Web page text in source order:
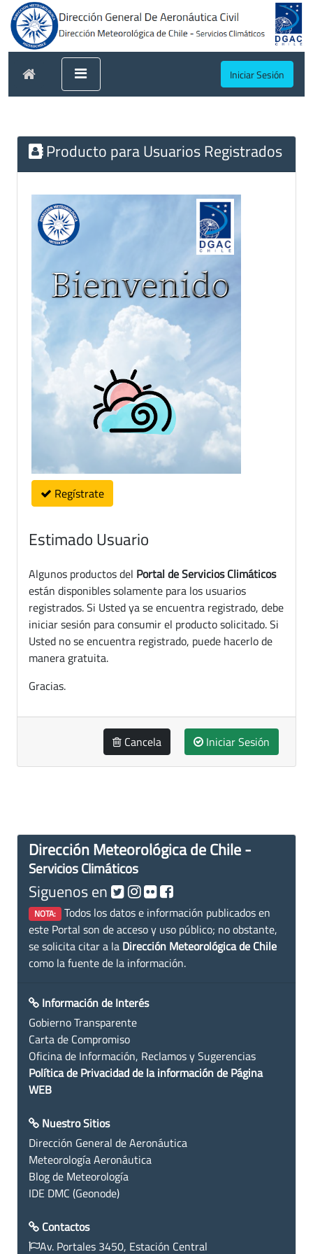
Iniciar Sesión
Producto para Usuarios Registrados
Regístrate
Estimado Usuario
Algunos productos del Portal de Servicios Climáticos
están disponibles solamente para los usuarios
registrados. Si Usted ya se encuentra registrado, debe
iniciar sesión para consumir el producto solicitado. Si
Usted no se encuentra registrado, puede hacerlo de
manera gratuita.
Gracias.
Cancela Iniciar Sesión
Dirección Meteorológica de Chile -
Servicios Climáticos
Siguenos en
NOTA: Todos los datos e información publicados en
este Portal son de acceso y uso público; no obstante,
se solicita citar a la Dirección Meteorológica de Chile
como la fuente de la información.
Información de Interés
Gobierno Transparente
Carta de Compromiso
Oficina de Información, Reclamos y Sugerencias
Política de Privacidad de la información de Página
WEB
Nuestro Sitios
Dirección General de Aeronáutica
Meteorología Aeronáutica
Blog de Meteorología
IDE DMC (Geonode)
Contactos
Av. Portales 3450, Estación Central